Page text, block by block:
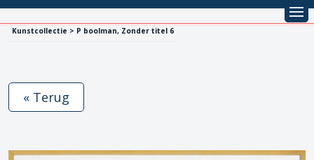
Kunstcollectie > P boolman, Zonder titel 6
« Terug